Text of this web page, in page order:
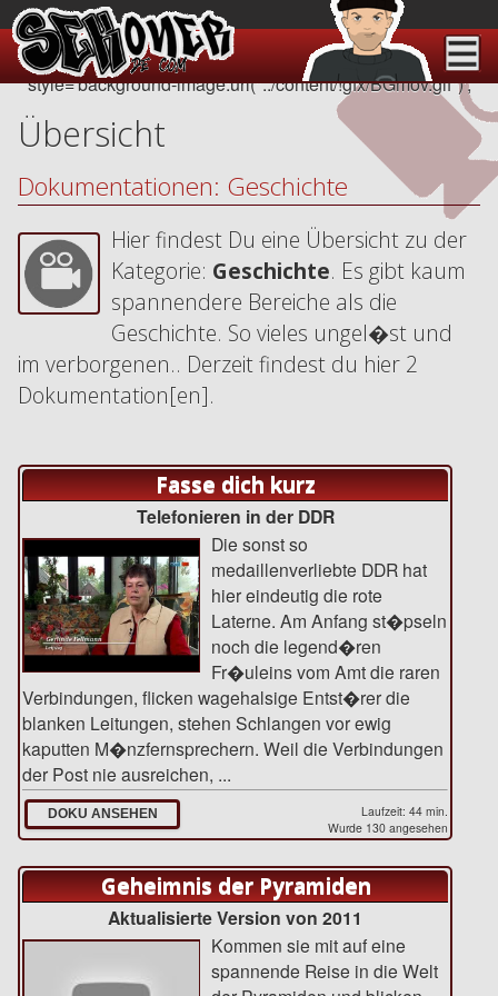
style='background-image:url("../content/!gfx/BGmov.gif")';
Übersicht
Dokumentationen: Geschichte
Hier findest Du eine Übersicht zu der
Kategorie: Geschichte. Es gibt kaum
spannendere Bereiche als die
Geschichte. So vieles ungel�st und
im verborgenen.. Derzeit findest du hier 2
Dokumentation[en].
Fasse dich kurz
Telefonieren in der DDR
Die sonst so
medaillenverliebte DDR hat
hier eindeutig die rote
Laterne. Am Anfang st�pseln
noch die legend�ren
Fr�uleins vom Amt die raren
Verbindungen, flicken wagehalsige Entst�rer die
blanken Leitungen, stehen Schlangen vor ewig
kaputten M�nzfernsprechern. Weil die Verbindungen
der Post nie ausreichen, ...
DOKU ANSEHEN
Laufzeit: 44 min.
Wurde 130 angesehen
Geheimnis der Pyramiden
Aktualisierte Version von 2011
Kommen sie mit auf eine
spannende Reise in die Welt